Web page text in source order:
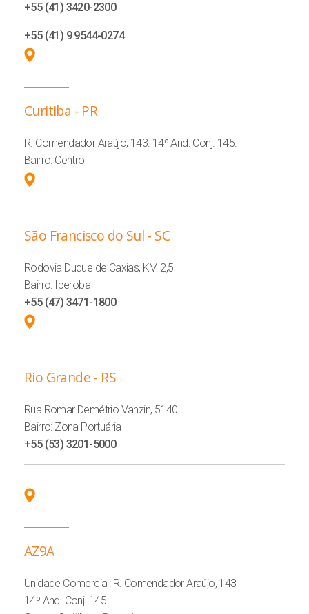
+55 (41) 3420-2300
+55 (41) 9 9544-0274
Curitiba - PR
R. Comendador Araújo, 143. 14º And. Conj. 145.
Bairro: Centro
São Francisco do Sul - SC
Rodovia Duque de Caxias, KM 2,5
Bairro: Iperoba
+55 (47) 3471-1800
Rio Grande - RS
Rua Romar Demétrio Vanzin, 5140
Bairro: Zona Portuária
+55 (53) 3201-5000
AZ9A
Unidade Comercial: R. Comendador Araújo, 143
14º And. Conj. 145.